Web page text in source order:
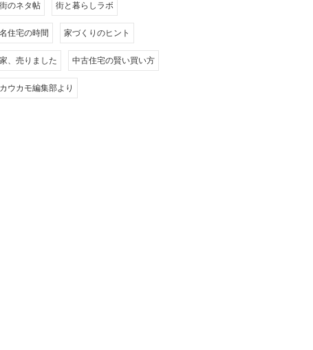
街のネタ帖 街と暮らしラボ
名住宅の時間 家づくりのヒント
家、売りました 中古住宅の賢い買い方
カウカモ編集部より